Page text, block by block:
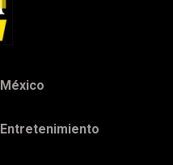
México
Entretenimiento